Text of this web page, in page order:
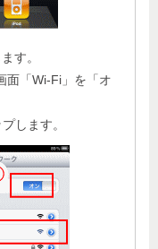
す。
面「Wi-Fi」を「オ
します。